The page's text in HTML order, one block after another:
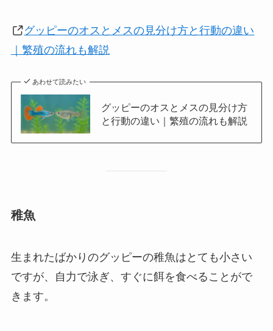
グッピーのオスとメスの見分け方と行動の違い
｜繁殖の流れも解説
あわせて読みたい
グッピーのオスとメスの見分け方
と行動の違い｜繁殖の流れも解説
稚魚
生まれたばかりのグッピーの稚魚はとても小さい
ですが、自力で泳ぎ、すぐに餌を食べることがで
きます。